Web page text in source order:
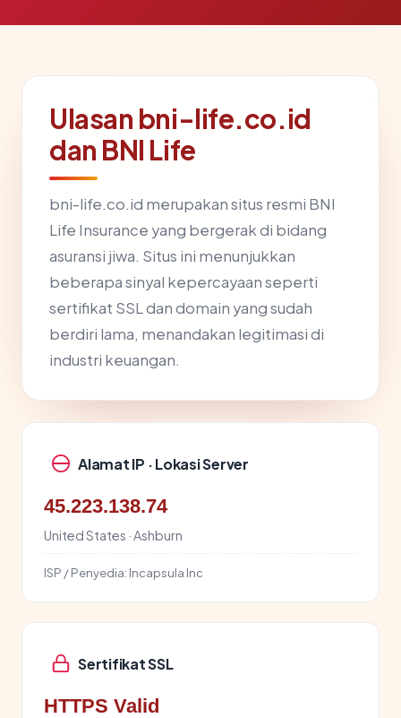
Ulasan bni-life.co.id
dan BNI Life
bni-life.co.id merupakan situs resmi BNI
Life Insurance yang bergerak di bidang
asuransi jiwa. Situs ini menunjukkan
beberapa sinyal kepercayaan seperti
sertifikat SSL dan domain yang sudah
berdiri lama, menandakan legitimasi di
industri keuangan.
Alamat IP · Lokasi Server
45.223.138.74
United States · Ashburn
ISP / Penyedia: Incapsula Inc
Sertifikat SSL
HTTPS Valid